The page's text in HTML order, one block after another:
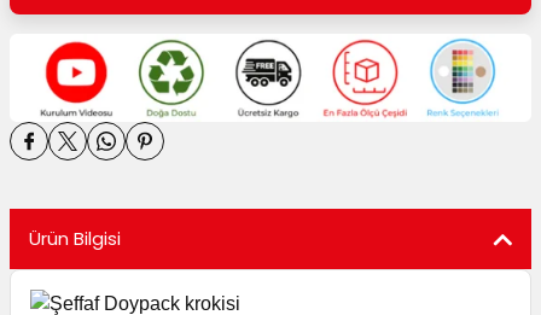
Kutular
Ürün Bilgisi